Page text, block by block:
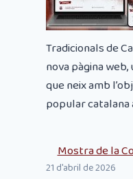
Tradicionals de
nova pàgina
que neix amb
popular catalana
Mostra de la
21 d'abril de 2026